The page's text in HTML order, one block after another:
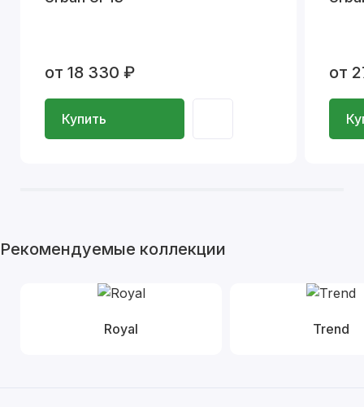
от 18 330 ₽
Купить
от
Рекомендуемые коллекции
Royal Trend